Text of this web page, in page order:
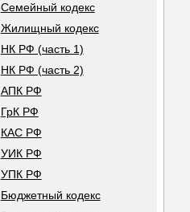
Семейный кодекс
Жилищный кодекс
НК РФ (часть 1)
НК РФ (часть 2)
АПК РФ
ГрК РФ
КАС РФ
УИК РФ
УПК РФ
Бюджетный кодекс